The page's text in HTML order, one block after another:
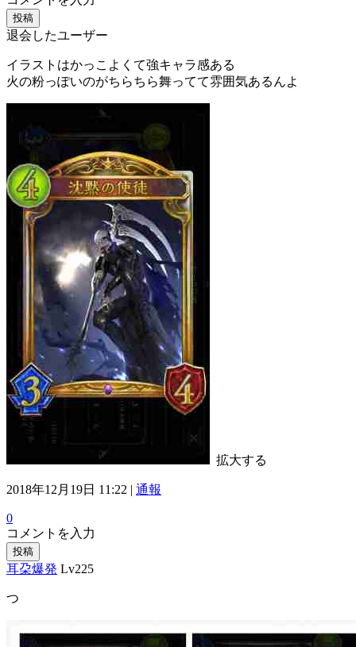
投稿
退会したユーザー
イラストはかっこよくて強キャラ感ある
火の粉っぽいのがちらちら舞ってて雰囲気あるんよ
拡大する
2018年12月19日 11:22 | 通報
0
コメントを入力
投稿
耳朶爆発 Lv225
つ